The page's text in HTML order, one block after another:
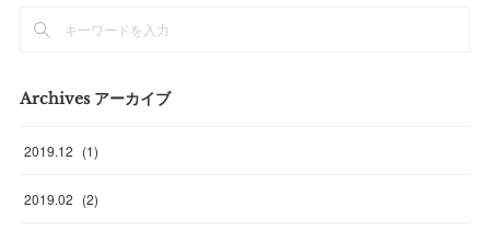
Archives アーカイブ
2019.12 (1)
2019.02 (2)